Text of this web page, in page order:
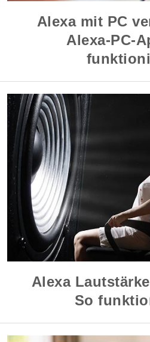
Alexa mit PC
Alexa-PC-
Alexa
So